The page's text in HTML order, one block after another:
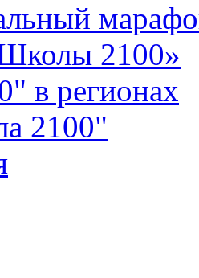
2100»
в регионах
2100"